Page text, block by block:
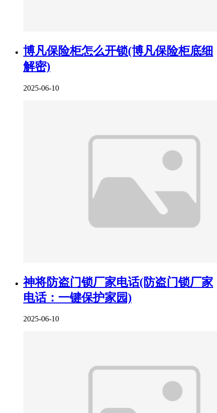
博凡保险柜怎么开锁(博凡保险柜底细
解密)
2025-06-10
神将防盗门锁厂家电话(防盗门锁厂家
电话：一键保护家园)
2025-06-10